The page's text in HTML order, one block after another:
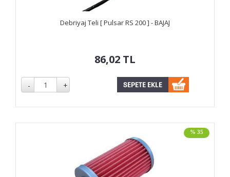
Debriyaj Teli [ Pulsar RS 200 ] - BAJAJ
86,02 TL
% 35